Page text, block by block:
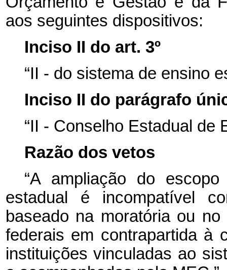
aos seguintes dispositivos:
Inciso II do art. 3º
“II - do sistema de ensino
Inciso II do parágrafo
“II - Conselho Estadual de
Razão dos vetos
“A ampliação do
estadual é incompatível
baseado na moratória ou
federais em contrapartida à
instituições vinculadas ao